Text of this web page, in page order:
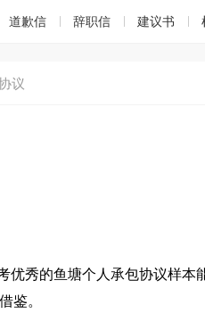
道歉信 辞职信 建议书
议
优秀的鱼塘个人承包协议样本
鉴。